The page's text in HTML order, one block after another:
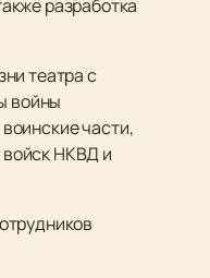
разработка
театра с
войны
части,
войск НКВД и